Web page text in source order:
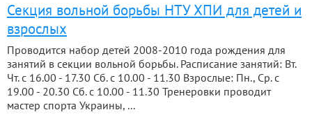
Секция вольной борьбы НТУ ХПИ для детей и
взрослых
Проводится набор детей 2008-2010 года рождения для
занятий в секции вольной борьбы. Расписание занятий: Вт.
Чт. с 16.00 - 17.30 Сб. с 10.00 - 11.30 Взрослые: Пн., Ср. с
19.00 - 20.30 Сб. с 10.00 - 11.30 Тренеровки проводит
мастер спорта Украины, ...